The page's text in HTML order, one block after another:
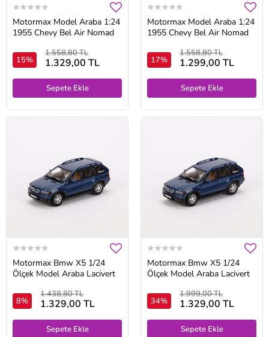
Motormax Model Araba 1:24
1955 Chevy Bel Air Nomad
15%
1.558,80 TL
1.329,00 TL
Sepete Ekle
Motormax Model Araba 1:24
1955 Chevy Bel Air Nomad
17%
1.558,80 TL
1.299,00 TL
Sepete Ekle
Motormax Bmw X5 1/24
Ölçek Model Araba Lacivert
8%
1.438,80 TL
1.329,00 TL
Sepete Ekle
Motormax Bmw X5 1/24
Ölçek Model Araba Lacivert
34%
1.999,00 TL
1.329,00 TL
Sepete Ekle